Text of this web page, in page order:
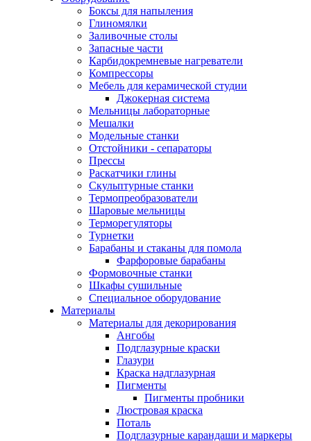
Боксы для напыления
Глиномялки
Заливочные столы
Запасные части
Карбидокремневые нагреватели
Компрессоры
Мебель для керамической студии
Джокерная система
Мельницы лабораторные
Мешалки
Модельные станки
Отстойники - сепараторы
Прессы
Раскатчики глины
Скульптурные станки
Термопреобразователи
Шаровые мельницы
Терморегуляторы
Турнетки
Барабаны и стаканы для помола
Фарфоровые барабаны
Формовочные станки
Шкафы сушильные
Специальное оборудование
Материалы
Материалы для декорирования
Ангобы
Подглазурные краски
Глазури
Краска надглазурная
Пигменты
Пигменты пробники
Люстровая краска
Поталь
Подглазурные карандаши и маркеры